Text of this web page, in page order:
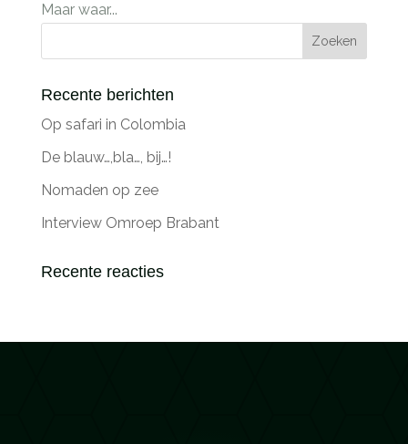
Maar waar...
Recente berichten
Op safari in Colombia
De blauw…,bla…, bij…!
Nomaden op zee
Interview Omroep Brabant
Recente reacties